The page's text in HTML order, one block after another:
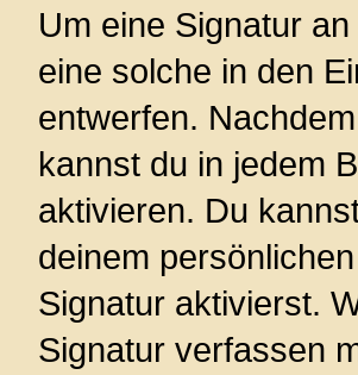
Um eine Signatur
eine solche in den
entwerfen.
kannst du in jedem
aktivieren. Du
deinem
Signatur aktivierst.
Signatur verfassen